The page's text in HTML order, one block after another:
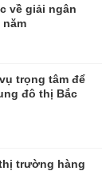
về giải ngân
trọng tâm để
đô thị Bắc
trường hàng